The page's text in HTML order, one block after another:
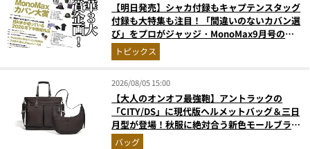
【明日発売】シャカ付録もキャプテンスタッグ
付録も大特集も注目！「間違いのないカバン選
び」をプロがジャッジ・MonoMax9月号の目
次を公開
トピックス
2026/08/05 15:00
【大人のオンオフ最強鞄】アントラックの
「CITY/DS」に現代版ヘルメットバッグ＆三日
月型が登場！秋服に絶対合う新色モールブラウ
ンが傑作
バッグ